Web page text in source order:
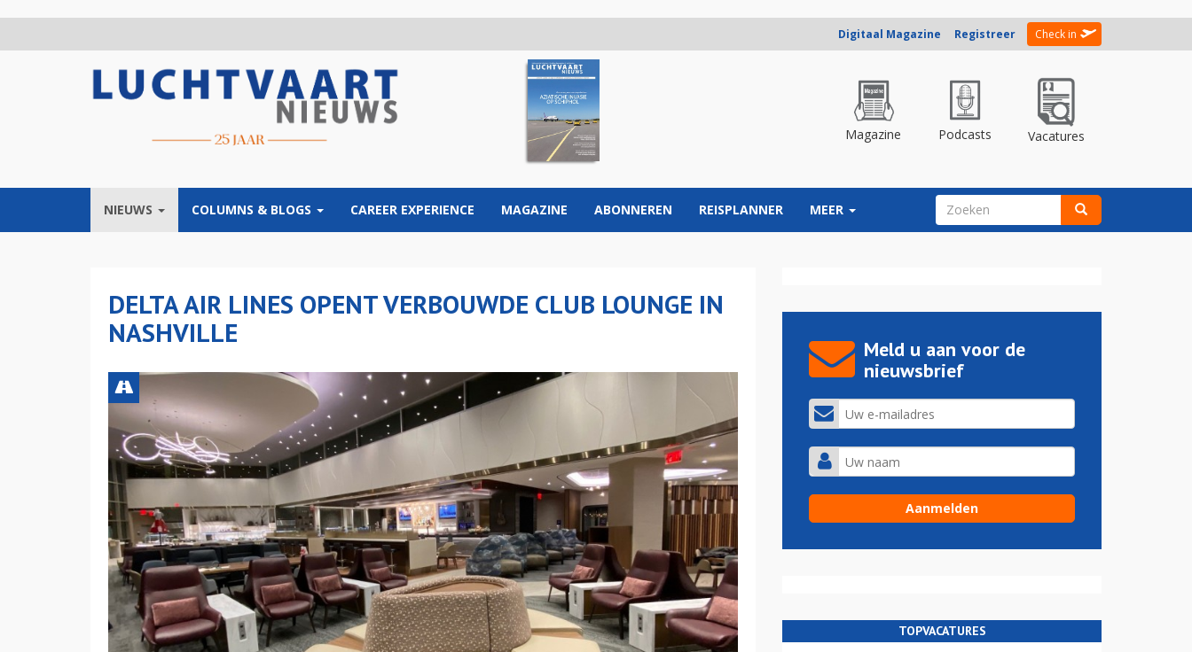
Digitaal Magazine Registreer Check in
Magazine Podcasts Vacatures
NIEUWS COLUMNS & BLOGS CAREER EXPERIENCE MAGAZINE ABONNEREN REISPLANNER MEER ZOEKVELD
DELTA AIR LINES OPENT VERBOUWDE CLUB LOUNGE IN
NASHVILLE
Meld u aan voor de
nieuwsbrief
TOPVACATURES